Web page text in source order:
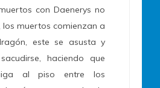
con Daenerys no
los muertos comienzan a
este se asusta y
haciendo que
al piso entre los